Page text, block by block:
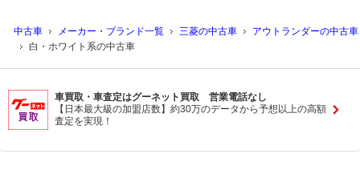
中古車 メーカー・ブランド一覧 三菱の中古車
アウトランダーの中古車
白・ホワイト系の中古車
車買取・車査定はグーネット買取 営業電話なし
【日本最大級の加盟店数】約30万のデータから予想以上の高額
査定を実現！